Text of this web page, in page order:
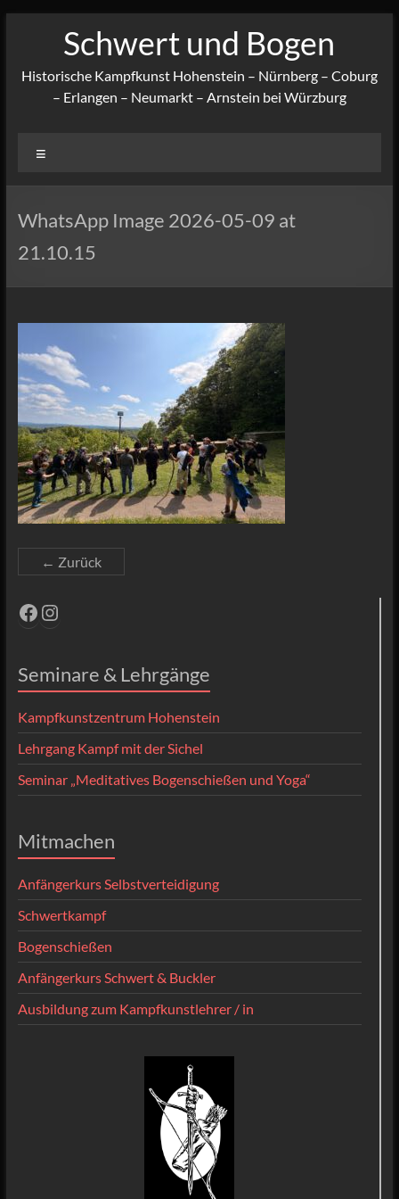
Schwert und Bogen
Historische Kampfkunst Hohenstein – Nürnberg – Coburg
– Erlangen – Neumarkt – Arnstein bei Würzburg
WhatsApp Image 2026-05-09 at
21.10.15
← Zurück
Facebook
Instagram
Seminare & Lehrgänge
Kampfkunstzentrum Hohenstein
Lehrgang Kampf mit der Sichel
Seminar „Meditatives Bogenschießen und Yoga“
Mitmachen
Anfängerkurs Selbstverteidigung
Schwertkampf
Bogenschießen
Anfängerkurs Schwert & Buckler
Ausbildung zum Kampfkunstlehrer / in